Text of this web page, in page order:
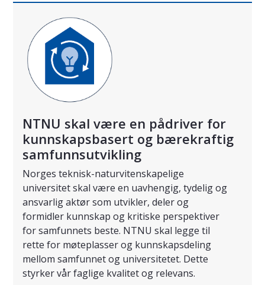
NTNU skal være en pådriver for
kunnskapsbasert og bærekraftig
samfunnsutvikling
Norges teknisk-naturvitenskapelige
universitet skal være en uavhengig, tydelig og
ansvarlig aktør som utvikler, deler og
formidler kunnskap og kritiske perspektiver
for samfunnets beste. NTNU skal legge til
rette for møteplasser og kunnskapsdeling
mellom samfunnet og universitetet. Dette
styrker vår faglige kvalitet og relevans.